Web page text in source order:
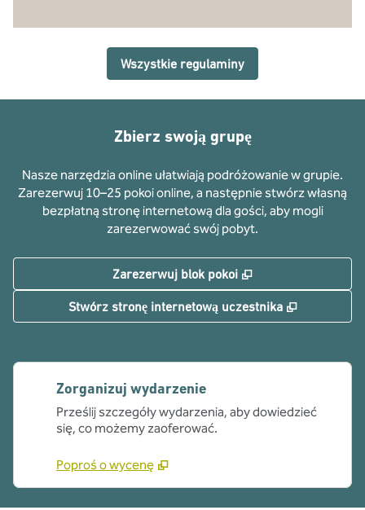
Wszystkie regulaminy
Zbierz swoją grupę
Nasze narzędzia online ułatwiają podróżowanie w grupie.
Zarezerwuj 10–25 pokoi online, a następnie stwórz własną
bezpłatną stronę internetową dla gości, aby mogli
zarezerwować swój pobyt.
Zarezerwuj blok pokoi ,
Stwórz stronę internetową uczestnika ,
Zorganizuj wydarzenie
Prześlij szczegóły wydarzenia, aby dowiedzieć
się, co możemy zaoferować.
Poproś o wycenę